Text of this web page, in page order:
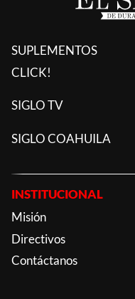
SUPLEMENTOS
CLICK!
SIGLO TV
SIGLO COAHUILA
INSTITUCIONAL
Misión
Directivos
Contáctanos